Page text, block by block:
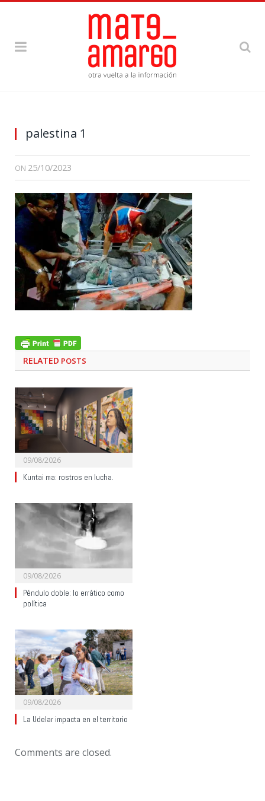
palestina 1
ON 25/10/2023
RELATED POSTS
09/08/2026
Kuntai ma: rostros en lucha.
09/08/2026
Péndulo doble: lo errático como
política
09/08/2026
La Udelar impacta en el territorio
Comments are closed.